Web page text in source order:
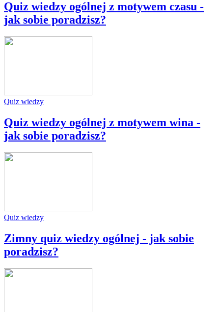
Quiz wiedzy ogólnej z motywem czasu -
jak sobie poradzisz?
Quiz wiedzy
Quiz wiedzy ogólnej z motywem wina -
jak sobie poradzisz?
Quiz wiedzy
Zimny quiz wiedzy ogólnej - jak sobie
poradzisz?